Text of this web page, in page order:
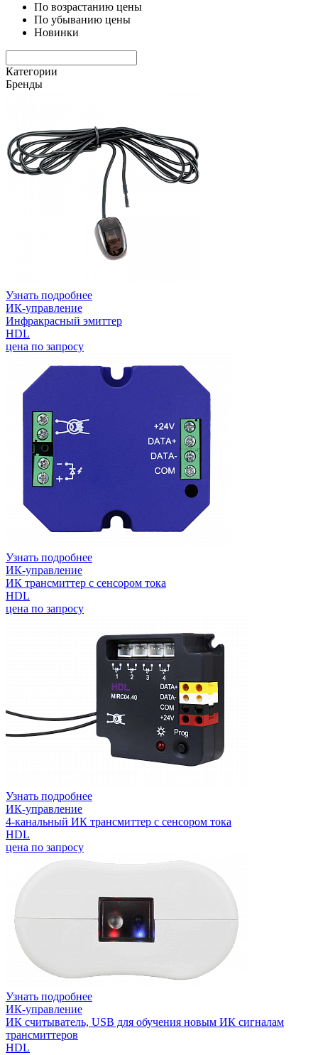
По возрастанию цены
По убыванию цены
Новинки
Категории
Бренды
Узнать подробнее
ИК-управление
Инфракрасный эмиттер
HDL
цена по запросу
Узнать подробнее
ИК-управление
ИК трансмиттер с сенсором тока
HDL
цена по запросу
Узнать подробнее
ИК-управление
4-канальный ИК трансмиттер с сенсором тока
HDL
цена по запросу
Узнать подробнее
ИК-управление
ИК считыватель, USB для обучения новым ИК сигналам
трансмиттеров
HDL